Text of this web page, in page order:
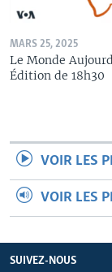
MARS 25, 2025
Le Monde
Édition de 18h30
VOIR LES
VOIR LES
SUIVEZ-NOUS